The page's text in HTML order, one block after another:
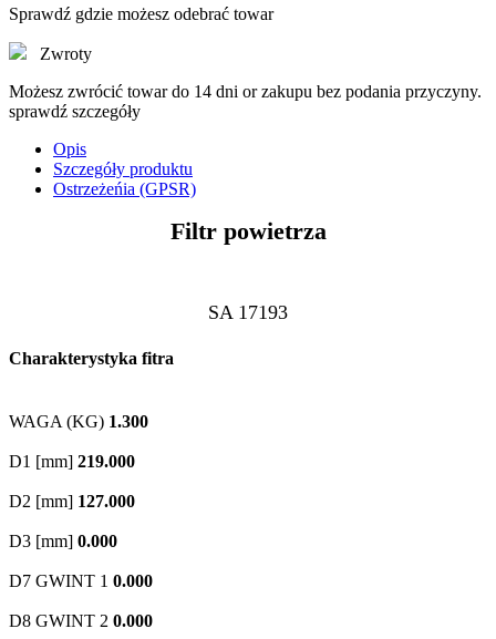
Sprawdź gdzie możesz odebrać towar
Zwroty
Możesz zwrócić towar do 14 dni or zakupu bez podania przyczyny.
sprawdź szczegóły
Opis
Szczegóły produktu
Ostrzeżeńia (GPSR)
Filtr powietrza
SA 17193
Charakterystyka fitra
WAGA (KG) 1.300
D1 [mm] 219.000
D2 [mm] 127.000
D3 [mm] 0.000
D7 GWINT 1 0.000
D8 GWINT 2 0.000